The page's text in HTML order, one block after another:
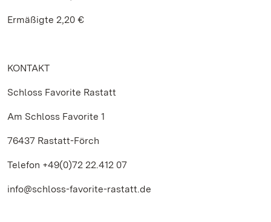
Ermäßigte 2,20 €
KONTAKT
Schloss Favorite Rastatt
Am Schloss Favorite 1
76437 Rastatt-Förch
Telefon +49(0)72 22.412 07
info@schloss-favorite-rastatt.de